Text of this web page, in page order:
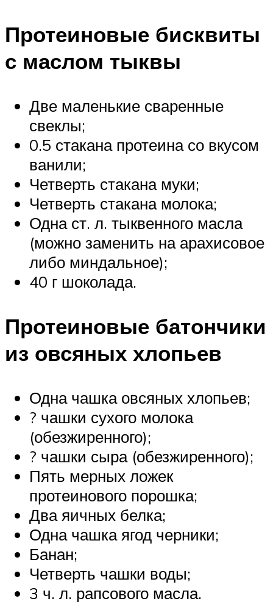
Протеиновые бисквиты
с маслом тыквы
Две маленькие сваренные
свеклы;
0.5 стакана протеина со вкусом
ванили;
Четверть стакана муки;
Четверть стакана молока;
Одна ст. л. тыквенного масла
(можно заменить на арахисовое
либо миндальное);
40 г шоколада.
Протеиновые батончики
из овсяных хлопьев
Одна чашка овсяных хлопьев;
? чашки сухого молока
(обезжиренного);
? чашки сыра (обезжиренного);
Пять мерных ложек
протеинового порошка;
Два яичных белка;
Одна чашка ягод черники;
Банан;
Четверть чашки воды;
3 ч. л. рапсового масла.